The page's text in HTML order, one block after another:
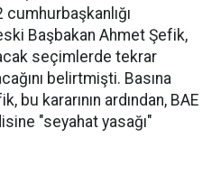
cumhurbaşkanlığı
Başbakan Ahmet Şefik,
seçimlerde tekrar
belirtmişti. Basına
bu kararının ardından, BAE
"seyahat yasağı"